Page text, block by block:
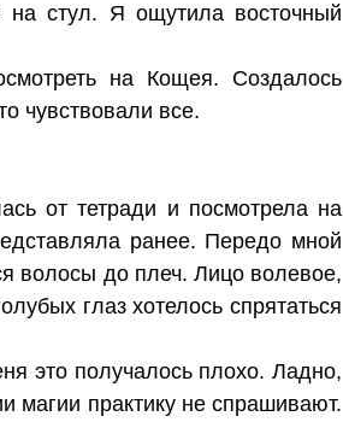
стул. Я ощутила восточный
на Кощея. Создалось
чувствовали все.
от тетради и посмотрела на
ранее. Передо мной
волосы до плеч. Лицо волевое,
глаз хотелось спрятаться
это получалось плохо. Ладно,
магии практику не спрашивают.